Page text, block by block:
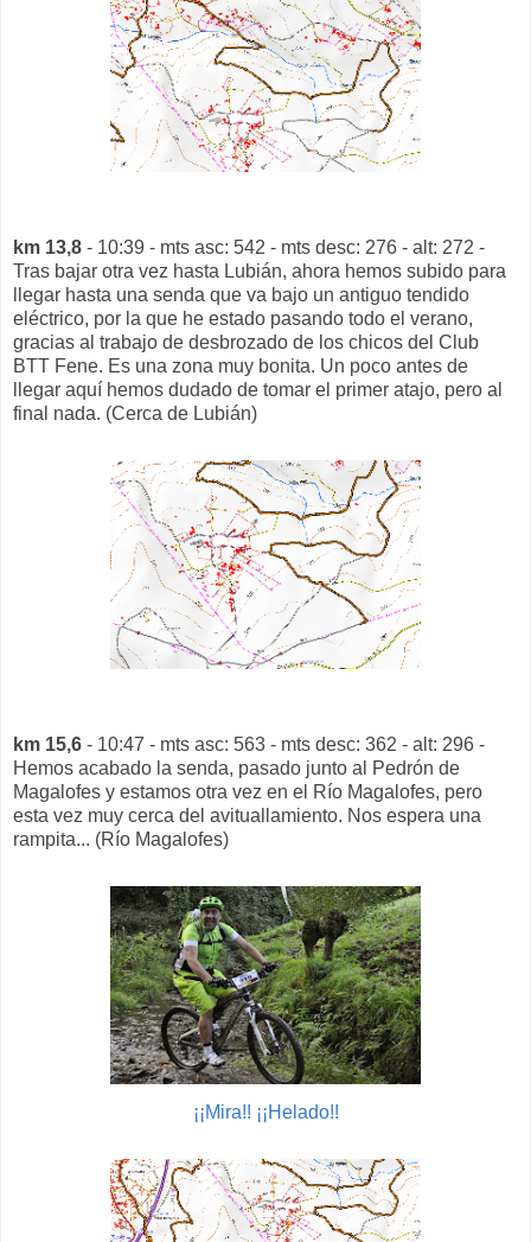
km 13,8 - 10:39 - mts asc: 542 - mts desc: 276 - alt: 272 -
Tras bajar otra vez hasta Lubián, ahora hemos subido para
llegar hasta una senda que va bajo un antiguo tendido
eléctrico, por la que he estado pasando todo el verano,
gracias al trabajo de desbrozado de los chicos del Club
BTT Fene. Es una zona muy bonita. Un poco antes de
llegar aquí hemos dudado de tomar el primer atajo, pero al
final nada. (Cerca de Lubián)
km 15,6 - 10:47 - mts asc: 563 - mts desc: 362 - alt: 296 -
Hemos acabado la senda, pasado junto al Pedrón de
Magalofes y estamos otra vez en el Río Magalofes, pero
esta vez muy cerca del avituallamiento. Nos espera una
rampita... (Río Magalofes)
¡¡Mira!! ¡¡Helado!!